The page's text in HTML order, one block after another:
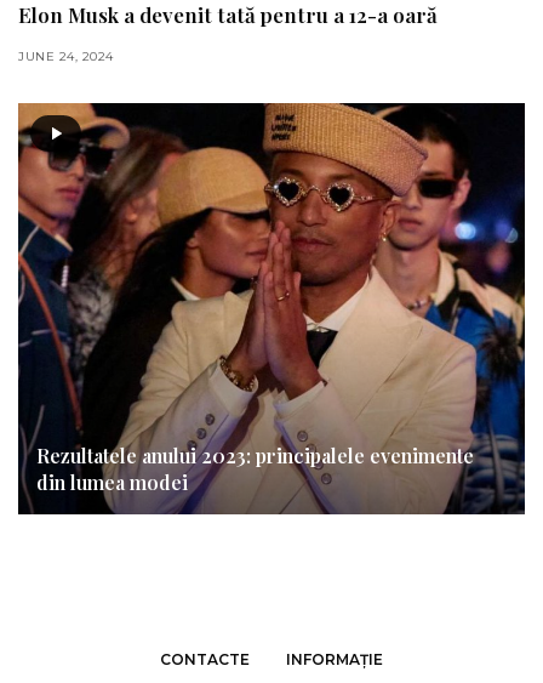
Elon Musk a devenit tată pentru a 12-a oară
JUNE 24, 2024
Rezultatele anului 2023: principalele evenimente
din lumea modei
CONTACTE INFORMAȚIE